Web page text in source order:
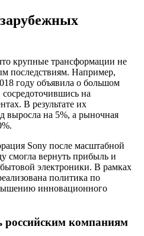
крупные трансформации не
последствиям. Например,
году объявила о большом
на
В результате их
выросла на 5%, а рыночная
Sony после масштабной
смогла вернуть прибыль и
электроники. В рамках
политика по
инновационного
российским компаниям